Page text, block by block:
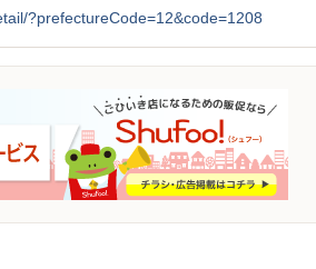
?prefectureCode=12&code=1208